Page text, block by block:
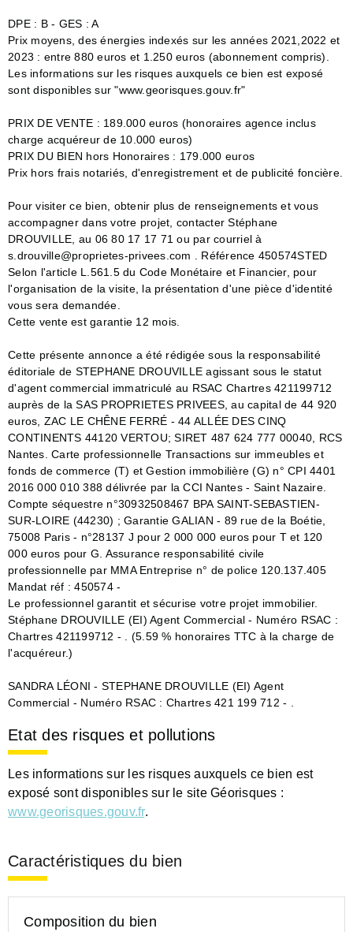
DPE : B - GES : A
Prix moyens, des énergies indexés sur les années 2021,2022 et
2023 : entre 880 euros et 1.250 euros (abonnement compris).
Les informations sur les risques auxquels ce bien est exposé
sont disponibles sur "www.georisques.gouv.fr"
PRIX DE VENTE : 189.000 euros (honoraires agence inclus
charge acquéreur de 10.000 euros)
PRIX DU BIEN hors Honoraires : 179.000 euros
Prix hors frais notariés, d'enregistrement et de publicité foncière.
Pour visiter ce bien, obtenir plus de renseignements et vous
accompagner dans votre projet, contacter Stéphane
DROUVILLE, au 06 80 17 17 71 ou par courriel à
s.drouville@proprietes-privees.com . Référence 450574STED
Selon l'article L.561.5 du Code Monétaire et Financier, pour
l'organisation de la visite, la présentation d'une pièce d'identité
vous sera demandée.
Cette vente est garantie 12 mois.
Cette présente annonce a été rédigée sous la responsabilité
éditoriale de STEPHANE DROUVILLE agissant sous le statut
d'agent commercial immatriculé au RSAC Chartres 421199712
auprès de la SAS PROPRIETES PRIVEES, au capital de 44 920
euros, ZAC LE CHÊNE FERRÉ - 44 ALLÉE DES CINQ
CONTINENTS 44120 VERTOU; SIRET 487 624 777 00040, RCS
Nantes. Carte professionnelle Transactions sur immeubles et
fonds de commerce (T) et Gestion immobilière (G) n° CPI 4401
2016 000 010 388 délivrée par la CCI Nantes - Saint Nazaire.
Compte séquestre n°30932508467 BPA SAINT-SEBASTIEN-
SUR-LOIRE (44230) ; Garantie GALIAN - 89 rue de la Boétie,
75008 Paris - n°28137 J pour 2 000 000 euros pour T et 120
000 euros pour G. Assurance responsabilité civile
professionnelle par MMA Entreprise n° de police 120.137.405
Mandat réf : 450574 -
Le professionnel garantit et sécurise votre projet immobilier.
Stéphane DROUVILLE (EI) Agent Commercial - Numéro RSAC :
Chartres 421199712 - . (5.59 % honoraires TTC à la charge de
l'acquéreur.)
SANDRA LÉONI - STEPHANE DROUVILLE (EI) Agent
Commercial - Numéro RSAC : Chartres 421 199 712 - .
Etat des risques et pollutions
Les informations sur les risques auxquels ce bien est
exposé sont disponibles sur le site Géorisques :
www.georisques.gouv.fr.
Caractéristiques du bien
Composition du bien